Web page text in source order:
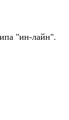
"ин-лайн".